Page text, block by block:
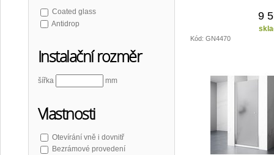
Coated glass
Antidrop
Instalační rozměr
šířka mm
Vlastnosti
Otevírání vně i dovnitř
Bezrámové provedení
9
Kód: GN4470